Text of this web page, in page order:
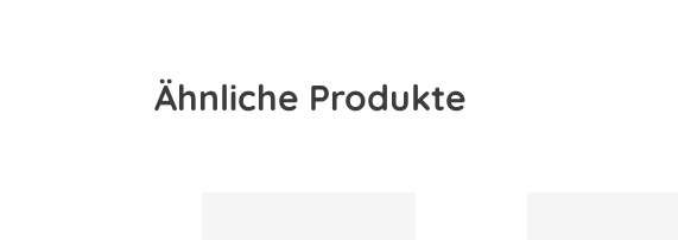
Ähnliche Produkte